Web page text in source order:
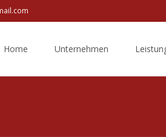
Home Unternehmen